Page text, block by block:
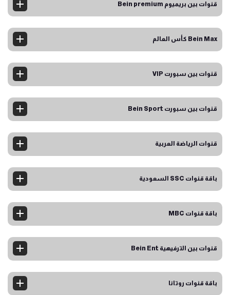
قنوات بين بريميوم Bein premium
Bein Max كأس العالم
قنوات بين سبورت VIP
قنوات بين سبورت Bein Sport
قنوات الرياضة العربية
باقة قنوات SSC السعودية
باقة قنوات MBC
قنوات بين الترفيهية Bein Ent
باقة قنوات روتانا